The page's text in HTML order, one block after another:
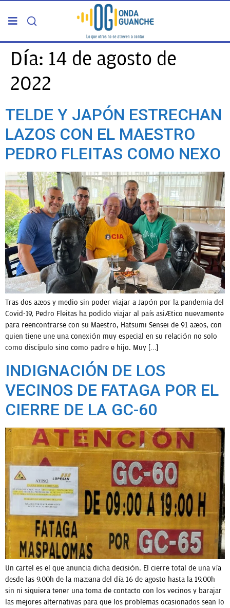
PORTADA
TELDE
GRAN CANARIA
CANARIAS
5ª COLUMNA
CARTAS DEL DIRECTOR
ENTREVISTAS
OPINIÓN
PROGRAMAS
Día: 14 de agosto de
2022
TELDE Y JAPÓN ESTRECHAN
LAZOS CON EL MAESTRO
PEDRO FLEITAS COMO NEXO
Tras dos años y medio sin poder viajar a Japón por la pandemia del
Covid-19, Pedro Fleitas ha podido viajar al país asiático nuevamente
para reencontrarse con su Maestro, Hatsumi Sensei de 91 años, con
quien tiene une una conexión muy especial en su relación no solo
como discípulo sino como padre e hijo. Muy […]
INDIGNACIÓN DE LOS
VECINOS DE FATAGA POR EL
CIERRE DE LA GC-60
Un cartel es el que anuncia dicha decisión. El cierre total de una vía
desde las 9.00h de la mañana del día 16 de agosto hasta la 19.00h
sin ni siquiera tener una toma de contacto con los vecinos y barajar
las mejores alternativas para que los problemas ocasionados sean lo